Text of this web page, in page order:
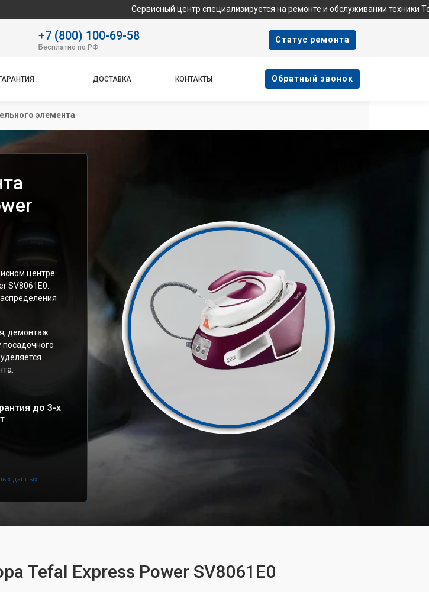
Сервисный центр специализируется на ремонте и обслуживании техники Tefal. Мы
+7 (800) 100-69-58
Бесплатно по РФ
Cтатус ремонта
ДОСТАВКА КОНТАКТЫ Oбратный звонок
элемента
центре
SV8061E0.
демонтаж
посадочного
до 3-х
данных.
Tefal Express Power SV8061E0